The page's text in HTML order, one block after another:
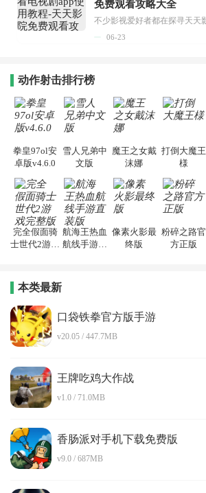
免费观看攻略大全
06-23
动作射击排行榜
拳皇97ol安
卓版v4.6.0
雪人兄弟中
文版
魔王之女戴
沫娜
打倒大魔王
様
完全假面骑
士世代2游戏
航海王热血
航线手游直
像素火影最
终版
粉碎之路官
方正版
本类最新
口袋铁拳官方版手游
v20.05 / 447.7MB
王牌吃鸡大作战
v1.0 / 71.0MB
香肠派对手机下载免费版
v9.0 / 687MB